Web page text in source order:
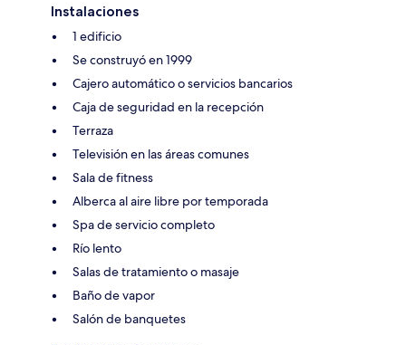
Instalaciones
1 edificio
Se construyó en 1999
Cajero automático o servicios bancarios
Caja de seguridad en la recepción
Terraza
Televisión en las áreas comunes
Sala de fitness
Alberca al aire libre por temporada
Spa de servicio completo
Río lento
Salas de tratamiento o masaje
Baño de vapor
Salón de banquetes